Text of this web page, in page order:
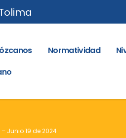
Normatividad
Junio 19 de 2024